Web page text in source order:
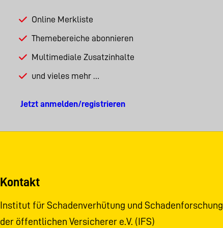
Online Merkliste
Themebereiche abonnieren
Multimediale Zusatzinhalte
und vieles mehr …
Jetzt anmelden/registrieren
Kontakt
Institut für Schadenverhütung und Schadenforschung
der öffentlichen Versicherer e.V. (IFS)